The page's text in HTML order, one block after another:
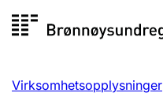
Registersøk
Aksjeselskap
Virksomhetsopplysninger